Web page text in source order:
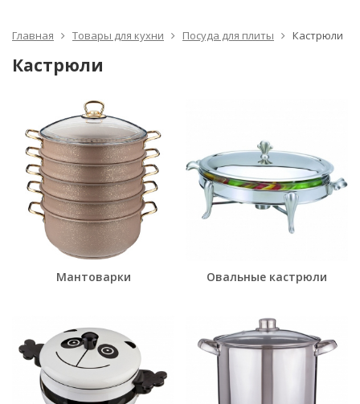
Главная Товары для кухни Посуда для плиты Кастрюли
Кастрюли
Мантоварки Овальные кастрюли